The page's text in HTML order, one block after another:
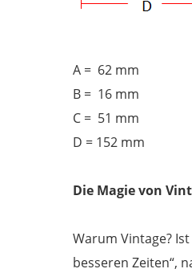
A = 62 mm
B = 16 mm
C = 51 mm
D = 152 mm
Die Magie von
Warum Vintage?
besseren Zeiten“,